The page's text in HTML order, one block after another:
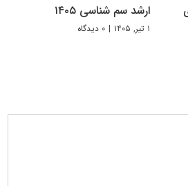
ارشد سم شناسی ۱۴۰۵
۱ تیر, ۱۴۰۵ | ۰ دیدگاه